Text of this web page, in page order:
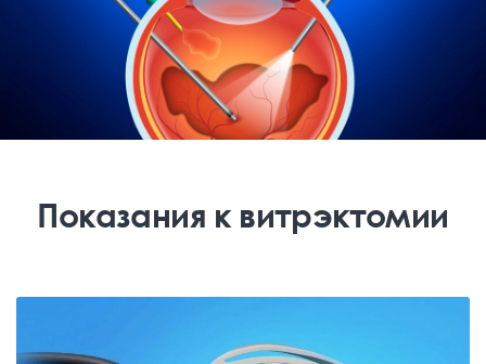
Показания к витрэктомии